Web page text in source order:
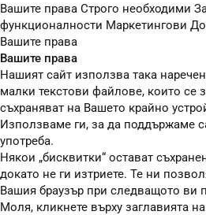
Вашите права Строго необходими
функционалности Маркетингови
Вашите права
Вашите права
Нашият сайт използва така
малки текстови файлове, които се
съхраняват на Вашето крайно
Използваме ги, за да поддържаме
употреба.
Някои „бисквитки“ остават
докато не ги изтриете. Те ни
Вашия браузър при следващото ви
Моля, кликнете върху заглавията